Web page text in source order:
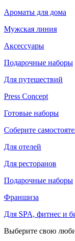
Ароматы для дома
Мужская линия
Аксессуары
Подарочные наборы
Для путешествий
Press Concept
Готовые наборы
Соберите
Для отелей
Для ресторанов
Подарочные наборы
Франшиза
Для SPA, фитнес и
Выберите свою